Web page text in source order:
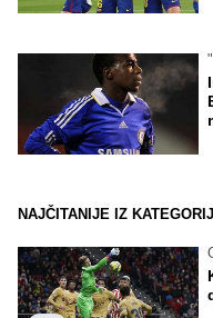
NAJČITANIJE IZ